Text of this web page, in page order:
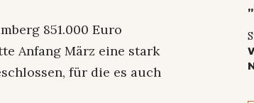
851.000 Euro
Anfang März eine stark
für die es auch